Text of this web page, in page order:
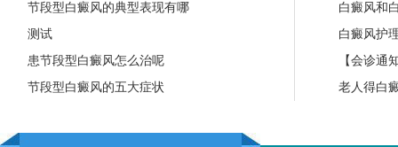
节段型白癜风的典型表现有哪
测试
患节段型白癜风怎么治呢
节段型白癜风的五大症状
白癜风和
白癜风护
【会诊通
老人得白